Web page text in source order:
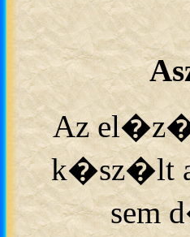
Az
k�sz�lt
sem